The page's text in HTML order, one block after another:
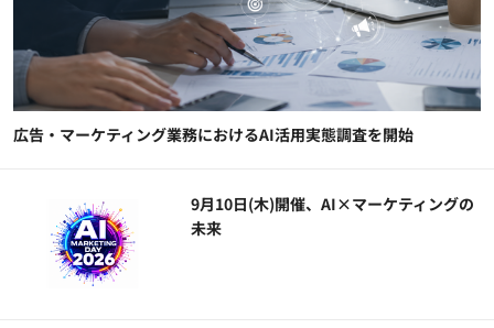
広告・マーケティング業務におけるAI活用実態調査を開始
9月10日(木)開催、AI×マーケティングの
未来